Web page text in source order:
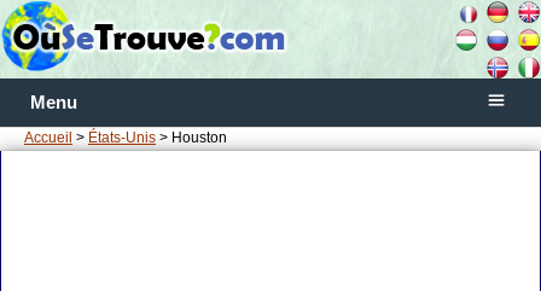
Menu
Accueil > États-Unis > Houston